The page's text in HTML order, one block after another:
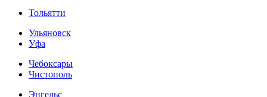
Тольятти
Ульяновск
Уфа
Чебоксары
Чистополь
Энгельс